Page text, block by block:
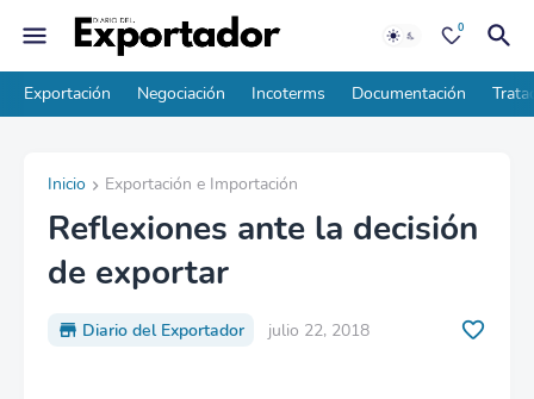
0
Exportación Negociación Incoterms Documentación
Inicio Exportación e Importación
Reflexiones ante la decisión
de exportar
Diario del Exportador julio 22, 2018